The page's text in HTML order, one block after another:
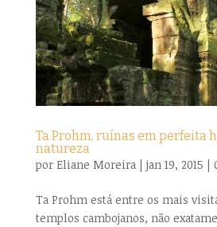
Ta Prohm, ruínas em perfeita
natureza
por Eliane Moreira| jan 19, 2015 |
Ta Prohm está entre os mais
templos cambojanos, não